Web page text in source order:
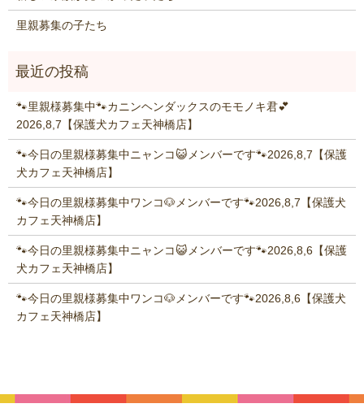
里親募集の子たち
🐾里親様募集中🐾カニンヘンダックスのモモノキ君💕
2026,8,7【保護犬カフェ天神橋店】
🐾今日の里親様募集中ニャンコ😺メンバーです🐾2026,8,7【保護
犬カフェ天神橋店】
🐾今日の里親様募集中ワンコ🐶メンバーです🐾2026,8,7【保護犬
カフェ天神橋店】
🐾今日の里親様募集中ニャンコ😺メンバーです🐾2026,8,6【保護
犬カフェ天神橋店】
🐾今日の里親様募集中ワンコ🐶メンバーです🐾2026,8,6【保護犬
カフェ天神橋店】